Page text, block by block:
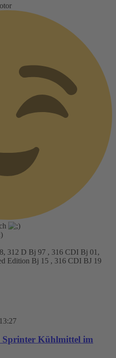
312 D Bj 97 , 316 CDI Bj 01,
Edition Bj 15 , 316 CDI BJ 19
Sprinter Kühlmittel im